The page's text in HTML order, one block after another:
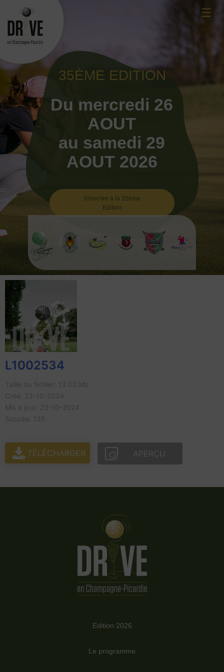
content
☰
35ÈME EDITION
Du mercredi 26
AOUT
au samedi 29
AOUT 2026
S'inscrire à la 35ème
Edition
L1002534
TÉLÉCHARGER APERÇU
Edition 2026
Le programme